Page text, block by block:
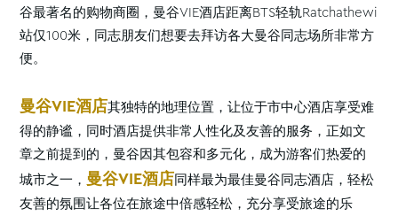
谷最著名的购物商圈，曼谷VIE酒店距离BTS轻轨Ratchathewi
站仅100米，同志朋友们想要去拜访各大曼谷同志场所非常方
便。
曼谷VIE酒店其独特的地理位置，让位于市中心酒店享受难
得的静谧，同时酒店提供非常人性化及友善的服务，正如文
章之前提到的，曼谷因其包容和多元化，成为游客们热爱的
城市之一，曼谷VIE酒店同样最为最佳曼谷同志酒店，轻松
友善的氛围让各位在旅途中倍感轻松，充分享受旅途的乐